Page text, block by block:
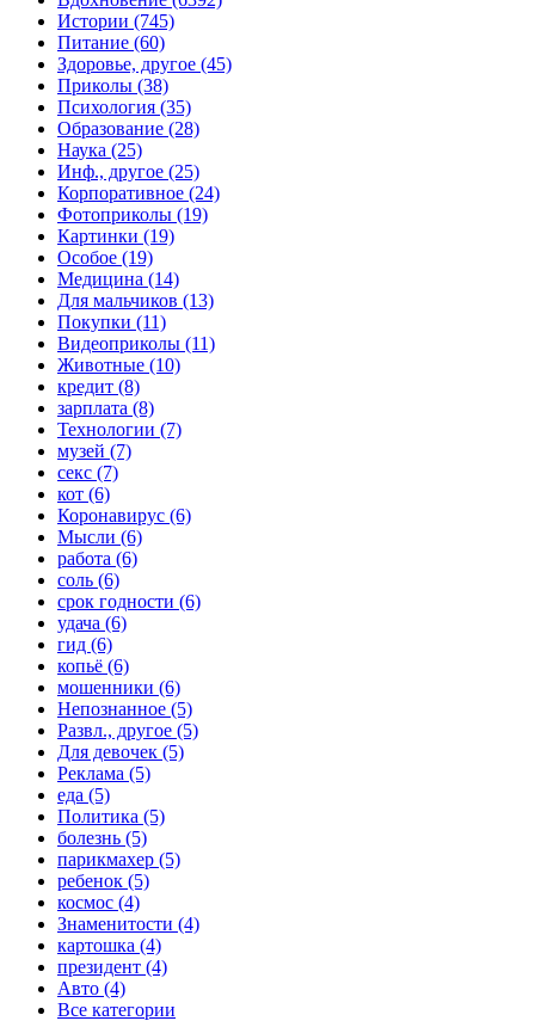
Истории (745)
Питание (60)
Здоровье, другое (45)
Приколы (38)
Психология (35)
Образование (28)
Наука (25)
Инф., другое (25)
Корпоративное (24)
Фотоприколы (19)
Картинки (19)
Особое (19)
Медицина (14)
Для мальчиков (13)
Покупки (11)
Видеоприколы (11)
Животные (10)
кредит (8)
зарплата (8)
Технологии (7)
музей (7)
секс (7)
кот (6)
Коронавирус (6)
Мысли (6)
работа (6)
соль (6)
срок годности (6)
удача (6)
гид (6)
копьё (6)
мошенники (6)
Непознанное (5)
Развл., другое (5)
Для девочек (5)
Реклама (5)
еда (5)
Политика (5)
болезнь (5)
парикмахер (5)
ребенок (5)
космос (4)
Знаменитости (4)
картошка (4)
президент (4)
Авто (4)
Все категории